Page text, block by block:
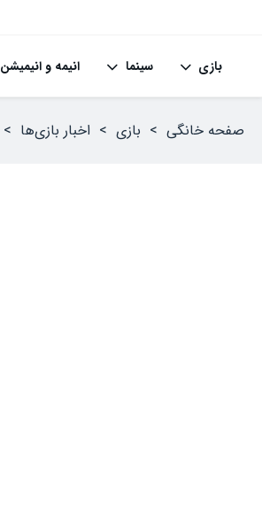
بازی سینما انیمه و انیمیشن
صفحه خانگی > بازی > اخبار بازی‌ها >